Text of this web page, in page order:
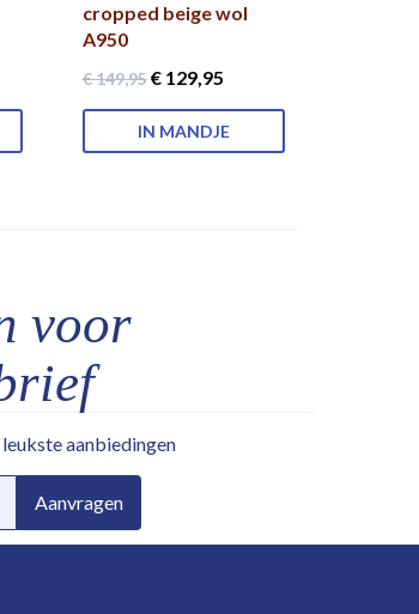
cropped beige wol
A950
€ 149,95€ 129,95
IN MANDJE
voor
aanbiedingen
Aanvragen